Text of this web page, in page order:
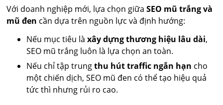
Với doanh nghiệp mới, lựa chọn giữaSEO mũ trắng và
mũ đen cần dựa trên nguồn lực và định hướng:
Nếu mục tiêu làxây dựng thương hiệu lâu dài,
SEO mũ trắng luôn là lựa chọn an toàn.
Nếu chỉ tập trungthu hút traffic ngắn hạn cho
một chiến dịch, SEO mũ đen có thể tạo hiệu quả
tức thì nhưng rủi ro cao.